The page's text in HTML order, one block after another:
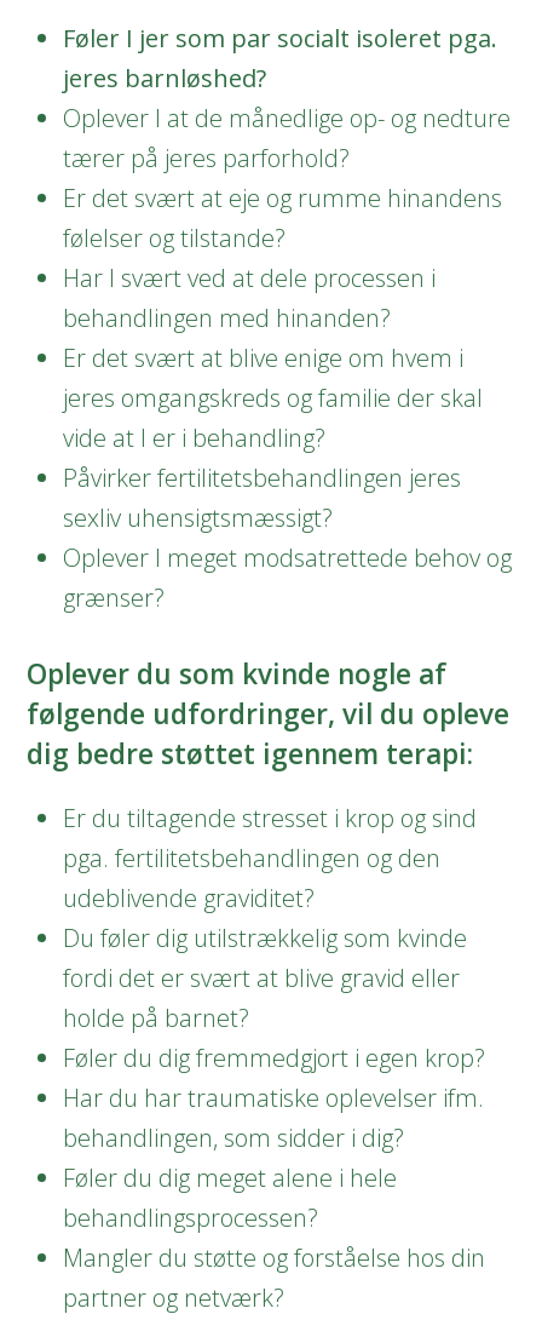
Føler I jer som par socialt isoleret pga.
jeres barnløshed?
Oplever I at de månedlige op- og nedture
tærer på jeres parforhold?
Er det svært at eje og rumme hinandens
følelser og tilstande?
Har I svært ved at dele processen i
behandlingen med hinanden?
Er det svært at blive enige om hvem i
jeres omgangskreds og familie der skal
vide at I er i behandling?
Påvirker fertilitetsbehandlingen jeres
sexliv uhensigtsmæssigt?
Oplever I meget modsatrettede behov og
grænser?
Oplever du som kvinde nogle af
følgende udfordringer, vil du opleve
dig bedre støttet igennem terapi:
Er du tiltagende stresset i krop og sind
pga. fertilitetsbehandlingen og den
udeblivende graviditet?
Du føler dig utilstrækkelig som kvinde
fordi det er svært at blive gravid eller
holde på barnet?
Føler du dig fremmedgjort i egen krop?
Har du har traumatiske oplevelser ifm.
behandlingen, som sidder i dig?
Føler du dig meget alene i hele
behandlingsprocessen?
Mangler du støtte og forståelse hos din
partner og netværk?